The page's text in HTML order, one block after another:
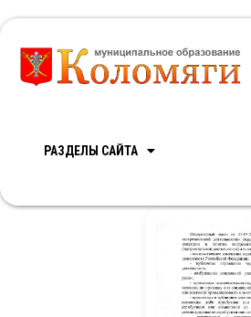
РАЗДЕЛЫ САЙТА